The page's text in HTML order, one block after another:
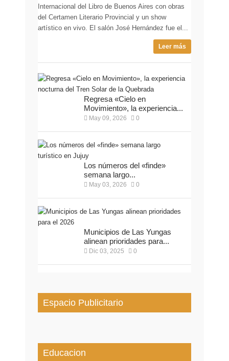
Internacional del Libro de Buenos Aires con obras
del Certamen Literario Provincial y un show
artístico en vivo. El salón José Hernández fue el...
Leer más
Regresa «Cielo en
Movimiento», la experiencia...
May 09, 2026 0
Los números del «finde»
semana largo...
May 03, 2026 0
Municipios de Las Yungas
alinean prioridades para...
Dic 03, 2025 0
Espacio Publicitario
Educacion